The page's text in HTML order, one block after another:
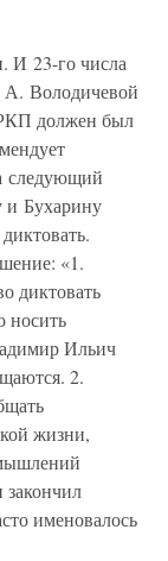
И 23-го числа
А. Володичевой
должен был
следующий
и Бухарину
«1.
диктовать
носить
Ильич
2.
жизни,
именовалось